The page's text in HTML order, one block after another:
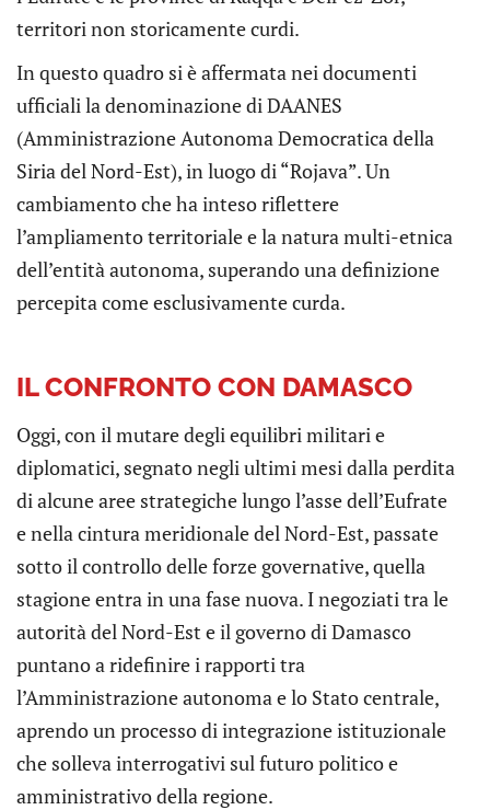
territori non storicamente curdi.
In questo quadro si è affermata nei documenti
ufficiali la denominazione di DAANES
(Amministrazione Autonoma Democratica della
Siria del Nord-Est), in luogo di “Rojava”. Un
cambiamento che ha inteso riflettere
l’ampliamento territoriale e la natura multi-etnica
dell’entità autonoma, superando una definizione
percepita come esclusivamente curda.
IL CONFRONTO CON DAMASCO
Oggi, con il mutare degli equilibri militari e
diplomatici, segnato negli ultimi mesi dalla perdita
di alcune aree strategiche lungo l’asse dell’Eufrate
e nella cintura meridionale del Nord-Est, passate
sotto il controllo delle forze governative, quella
stagione entra in una fase nuova. I negoziati tra le
autorità del Nord-Est e il governo di Damasco
puntano a ridefinire i rapporti tra
l’Amministrazione autonoma e lo Stato centrale,
aprendo un processo di integrazione istituzionale
che solleva interrogativi sul futuro politico e
amministrativo della regione.